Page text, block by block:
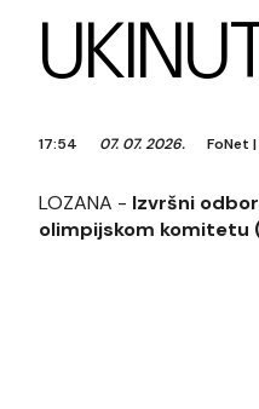
17:54 07. 07. 2026. FoNet |
LOZANA - Izvršni
olimpijskom komitetu